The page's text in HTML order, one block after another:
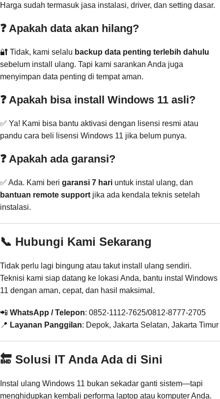
Harga sudah termasuk jasa instalasi, driver, dan setting dasar.
❓ Apakah data akan hilang?
🔐 Tidak, kami selalu backup data penting terlebih dahulu
sebelum install ulang. Tapi kami sarankan Anda juga
menyimpan data penting di tempat aman.
❓ Apakah bisa install Windows 11 asli?
✅ Ya! Kami bisa bantu aktivasi dengan lisensi resmi atau
pandu cara beli lisensi Windows 11 jika belum punya.
❓ Apakah ada garansi?
✅ Ada. Kami beri garansi 7 hari untuk instal ulang, dan
bantuan remote support jika ada kendala teknis setelah
instalasi.
📞 Hubungi Kami Sekarang
Tidak perlu lagi bingung atau takut install ulang sendiri.
Teknisi kami siap datang ke lokasi Anda, bantu instal Windows
11 dengan aman, cepat, dan hasil maksimal.
📲 WhatsApp / Telepon: 0852-1112-7625/0812-8777-2705
📍 Layanan Panggilan: Depok, Jakarta Selatan, Jakarta Timur
🔚 Solusi IT Anda Ada di Sini
Instal ulang Windows 11 bukan sekadar ganti sistem—tapi
menghidupkan kembali performa laptop atau komputer Anda.